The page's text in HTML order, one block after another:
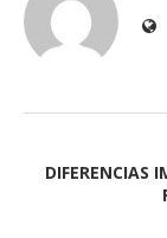
DIFERENCIAS